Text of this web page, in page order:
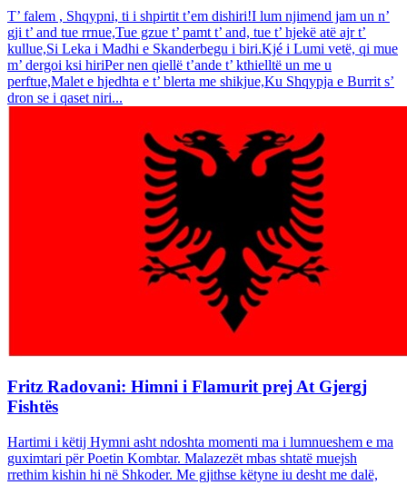
T’ falem , Shqypni, ti i shpirtit t’em dishiri!I lum njimend jam un n’
gji t’ and tue rrnue,Tue gzue t’ pamt t’ and, tue t’ hjekë atë ajr t’
kullue,Si Leka i Madhi e Skanderbegu i biri.Kjé i Lumi vetë, qi mue
m’ dergoi ksi hiriPer nen qiellë t’ande t’ kthielltë un me u
perftue,Malet e hjedhta e t’ blerta me shikjue,Ku Shqypja e Burrit s’
dron se i qaset niri...
Fritz Radovani: Himni i Flamurit prej At Gjergj
Fishtës
Hartimi i këtij Hymni asht ndoshta momenti ma i lumnueshem e ma
guximtari për Poetin Kombtar. Malazezët mbas shtatë muejsh
rrethim kishin hi në Shkoder. Me gjithse këtyne iu desht me dalë,